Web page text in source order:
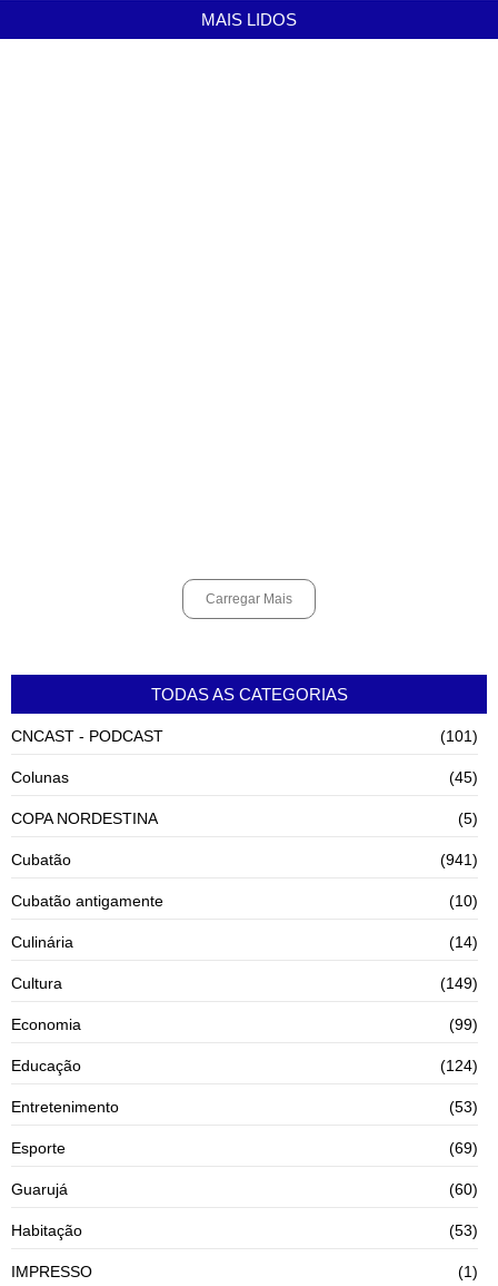
MAIS LIDOS
Carregar Mais
TODAS AS CATEGORIAS
CNCAST - PODCAST (101)
Colunas (45)
COPA NORDESTINA (5)
Cubatão (941)
Cubatão antigamente (10)
Culinária (14)
Cultura (149)
Economia (99)
Educação (124)
Entretenimento (53)
Esporte (69)
Guarujá (60)
Habitação (53)
IMPRESSO (1)